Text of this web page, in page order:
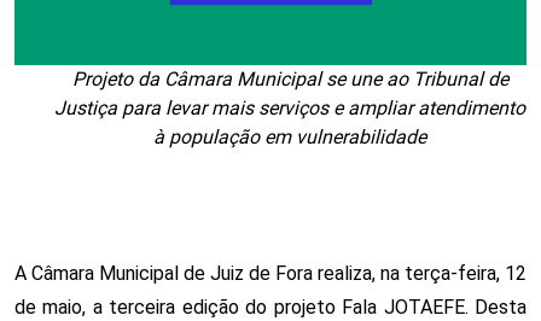
Projeto da Câmara Municipal se une ao Tribunal de
Justiça para levar mais serviços e ampliar atendimento
à população em vulnerabilidade
A Câmara Municipal de Juiz de Fora realiza, na terça-feira, 12
de maio, a terceira edição do projeto Fala JOTAEFE. Desta